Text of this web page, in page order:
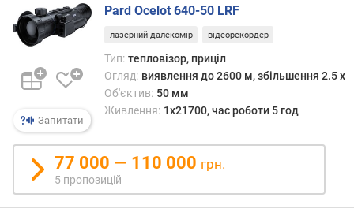
а
н
ь
м
м
р
з
Запитати
Pard Ocelot 640-50 LRF
лазерний далекомір відеорекордер
Тип: тепловізор, приціл
Огляд: виявлення до 2600 м, збільшення 2.5 x
Об'єктив: 50 мм
Живлення: 1x21700, час роботи 5 год
77 000 — 110 000 грн.
5 пропозицій